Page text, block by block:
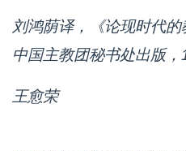
刘鸿荫译，《论现时代
中国主教团秘书处出版，
王愈荣